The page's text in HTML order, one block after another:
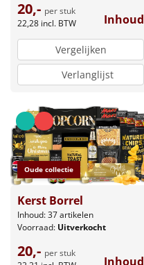
20,- per stuk
22,28 incl. BTW Inhoud
Vergelijken
Verlanglijst
Oude collectie
Kerst Borrel
Inhoud: 37 artikelen
Voorraad: Uitverkocht
20,- per stuk
Inhoud